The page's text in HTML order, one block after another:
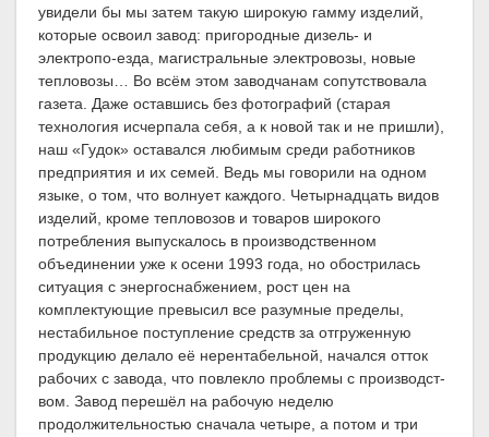
увидели бы мы затем такую широкую гамму изделий,
которые освоил завод: пригородные дизель- и
электропо-езда, магистральные электровозы, новые
тепловозы… Во всём этом заводчанам сопутствовала
газета. Даже оставшись без фотографий (старая
технология исчерпала себя, а к новой так и не пришли),
наш «Гудок» оставался любимым среди работников
предприятия и их семей. Ведь мы говорили на одном
языке, о том, что волнует каждого. Четырнадцать видов
изделий, кроме тепловозов и товаров широкого
потребления выпускалось в производственном
объединении уже к осени 1993 года, но обострилась
ситуация с энергоснабжением, рост цен на
комплектующие превысил все разумные пределы,
нестабильное поступление средств за отгруженную
продукцию делало её нерентабельной, начался отток
рабочих с завода, что повлекло проблемы с производст-
вом. Завод перешёл на рабочую неделю
продолжительностью сначала четыре, а потом и три